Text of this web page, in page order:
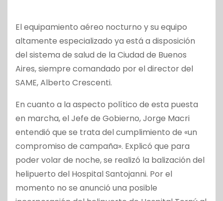
El equipamiento aéreo nocturno y su equipo
altamente especializado ya está a disposición
del sistema de salud de la Ciudad de Buenos
Aires, siempre comandado por el director del
SAME, Alberto Crescenti.
En cuanto a la aspecto político de esta puesta
en marcha, el Jefe de Gobierno, Jorge Macri
entendió que se trata del cumplimiento de «un
compromiso de campaña». Explicó que para
poder volar de noche, se realizó la balización del
helipuerto del Hospital Santojanni. Por el
momento no se anunció una posible